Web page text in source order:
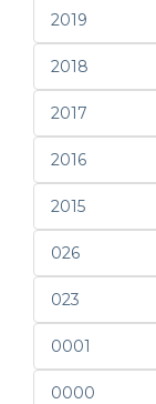
2019
2018
2017
2016
2015
026
023
0001
0000